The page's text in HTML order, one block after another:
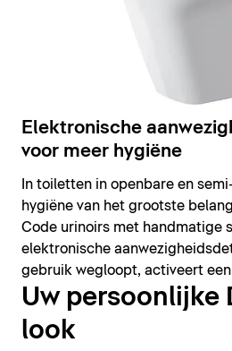
Elektronische
voor meer hygiëne
In toiletten in openbare en
hygiëne van het grootste
Code urinoirs met handmatige
elektronische
gebruik wegloopt, activeert
Uw persoonlijke
look